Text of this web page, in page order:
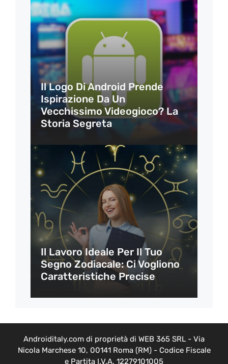
Il Logo Di Android Prende
Ispirazione Da Un
Vecchissimo Videogioco? La
Storia Segreta
Il Lavoro Ideale Per Il Tuo
Segno Zodiacale: Ci Vogliono
Caratteristiche Precise
Androiditaly.com di proprietà di WEB 365 SRL - Via
Nicola Marchese 10, 00141 Roma (RM) - Codice Fiscale
e Partita I.V.A. 12279101005